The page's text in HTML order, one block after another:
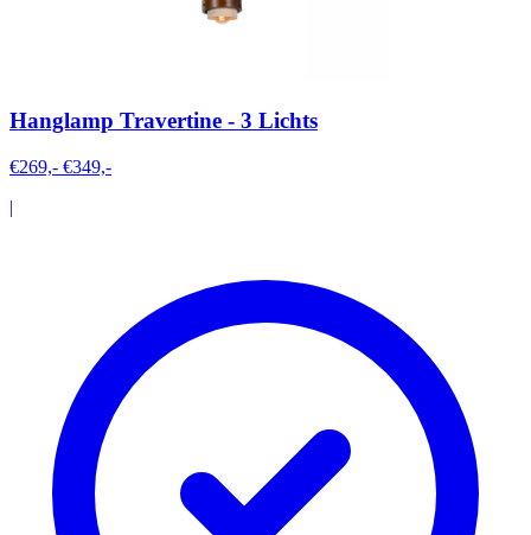
Hanglamp Travertine - 3 Lichts
€269,- €349,-
|